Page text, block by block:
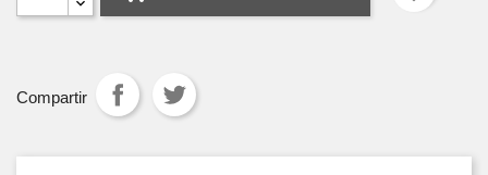
Compartir